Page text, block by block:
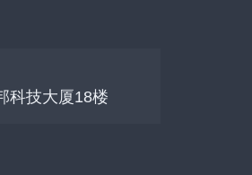
科技大厦18楼